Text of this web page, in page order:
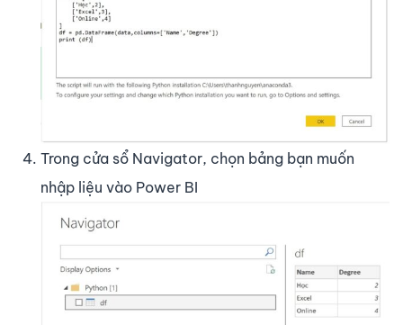
Trong cửa sổ Navigator, chọn bảng bạn muốn
nhập liệu vào Power BI